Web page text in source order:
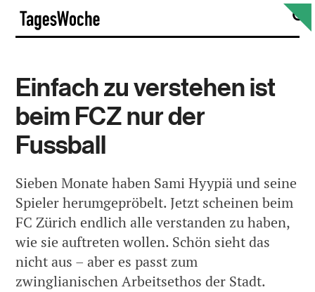
Skip
content
Einfach zu verstehen ist
beim FCZ nur der
Fussball
Sieben Monate haben Sami Hyypiä und seine
Spieler herumgepröbelt. Jetzt scheinen beim
FC Zürich endlich alle verstanden zu haben,
wie sie auftreten wollen. Schön sieht das
nicht aus – aber es passt zum
zwinglianischen Arbeitsethos der Stadt.